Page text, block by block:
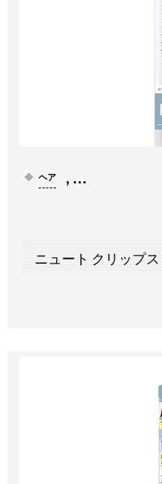
ヘア , …
ニュート クリップ